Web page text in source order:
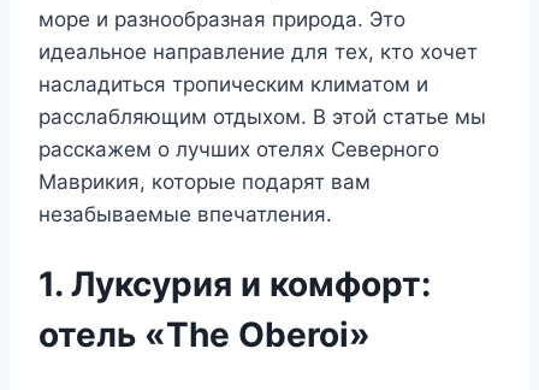
море и разнообразная природа. Это
идеальное направление для тех, кто хочет
насладиться тропическим климатом и
расслабляющим отдыхом. В этой статье мы
расскажем о лучших отелях Северного
Маврикия, которые подарят вам
незабываемые впечатления.
1. Луксурия и комфорт:
отель «The Oberoi»